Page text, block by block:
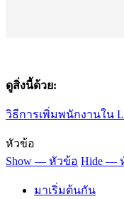
ดูสิ่งนี้ด้วย:
วิธีการเพิ่มพนักงานใน
หัวข้อ
Show — หัวข้อ Hide —
มาเริ่มต้นกัน